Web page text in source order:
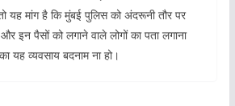
यह मांग है कि मुंबई पुलिस को अंदरूनी तौर पर
इन पैसों को लगाने वाले लोगों का पता लगाना
यह व्यवसाय बदनाम ना हो।